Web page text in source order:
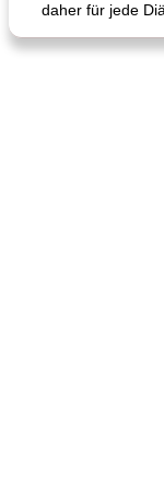
daher für jede